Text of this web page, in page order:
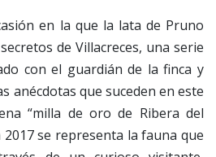
en la que la lata de Pruno
de Villacreces, una serie
con el guardián de la finca y
anécdotas que suceden en este
“milla de oro de Ribera del
2017 se representa la fauna que